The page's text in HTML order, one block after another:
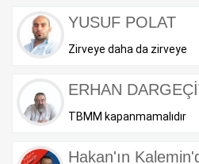
YUSUF POLAT
Zirveye daha da zirveye
ERHAN
TBMM kapanmamalıdır
Hakan'ın